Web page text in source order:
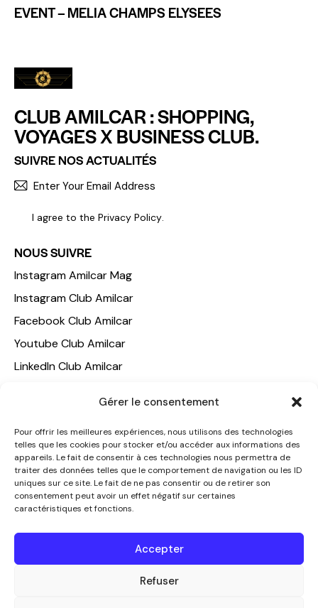
Gérer le consentement
Pour offrir les meilleures expériences, nous utilisons des technologies
telles que les cookies pour stocker et/ou accéder aux informations des
appareils. Le fait de consentir à ces technologies nous permettra de
traiter des données telles que le comportement de navigation ou les ID
uniques sur ce site. Le fait de ne pas consentir ou de retirer son
consentement peut avoir un effet négatif sur certaines
caractéristiques et fonctions.
Accepter
Refuser
EVENT – MELIA CHAMPS ELYSEES
CLUB AMILCAR : SHOPPING,
VOYAGES X BUSINESS CLUB.
SUIVRE NOS ACTUALITÉS
I agree to the Privacy Policy.
NOUS SUIVRE
Instagram Amilcar Mag
Instagram Club Amilcar
Facebook Club Amilcar
Youtube Club Amilcar
LinkedIn Club Amilcar
NOTRE GROUPE
ACCUEIL
AMILCAR TRAVEL CLUB
CLUB AMILCAR, Club d'affaires international
AGENCE MEDIANE
CONTACT
+33 7 49 60 92 02